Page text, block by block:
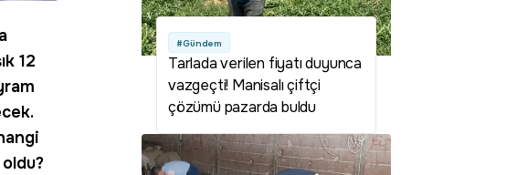
12
?
#Gündem
Tarlada verilen fiyatı duyunca
vazgeçti! Manisalı çiftçi
çözümü pazarda buldu